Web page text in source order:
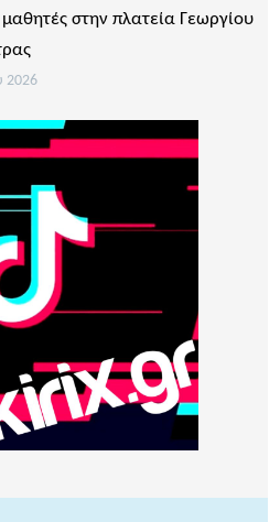
στην πλατεία Γεωργίου
2026